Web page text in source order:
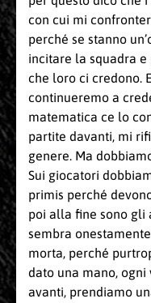
con cui mi
perché se stanno
incitare la squadra
che loro ci credono.
continueremo a
matematica ce lo
partite davanti, mi
genere. Ma
Sui giocatori
primis perché
poi alla fine sono gli
sembra
morta, perché
dato una mano,
avanti, prendiamo